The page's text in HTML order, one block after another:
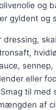
og
gyldent og
dressing,
sennep,
eller
til med
af